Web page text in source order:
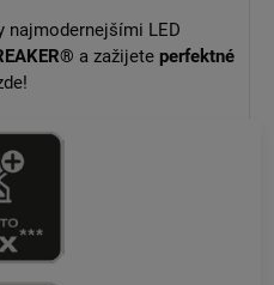
najmodernejšími LED
a zažijete perfektné